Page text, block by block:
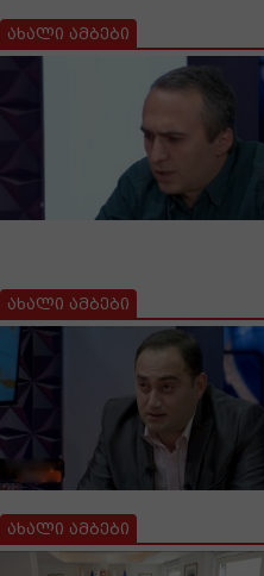
ახალი ამბები
ახალი ამბები
ახალი ამბები